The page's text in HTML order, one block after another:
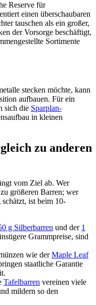
Reserve für
einen überschaubaren
tauschen als ein großer,
der Vorsorge beschäftigt,
Sortimente
stecken möchte, kann
aufbauen. Für ein
sich die Sparplan-
in kleinen
zu anderen
vom Ziel ab. Wer
größeren Barren; wer
ist beim 10-
g Silberbarren und der 1
Grammpreise, sind
wie derMaple Leaf
staatliche Garantie
Tafelbarren vereinen viele
mildern so den